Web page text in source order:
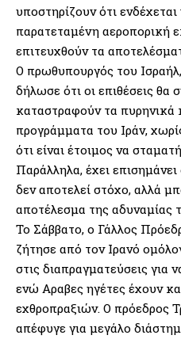
υποστηρίζουν ότι ενδέχεται
παρατεταμένη αεροπορική
επιτευχθούν τα
Ο πρωθυπουργός του
δήλωσε ότι οι επιθέσεις θα
καταστραφούν τα πυρηνικά
προγράμματα του Ιράν,
ότι είναι έτοιμος να
Παράλληλα, έχει
δεν αποτελεί στόχο, αλλά
αποτέλεσμα της αδυναμίας
Το Σάββατο, ο Γάλλος
ζήτησε από τον Ιρανό
στις διαπραγματεύσεις για
ενώ Αραβες ηγέτες έχουν
εχθροπραξιών. Ο πρόεδρος
απέφυγε για μεγάλο